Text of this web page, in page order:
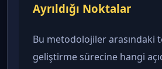
Ayrıldığı Noktalar
Bu metodolojiler arasındaki
geliştirme sürecine hangi